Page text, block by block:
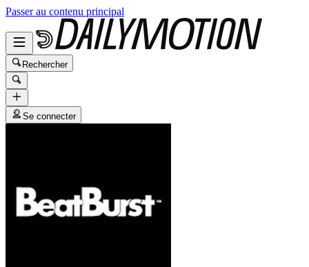
Passer au contenu principal
Rechercher
Se connecter